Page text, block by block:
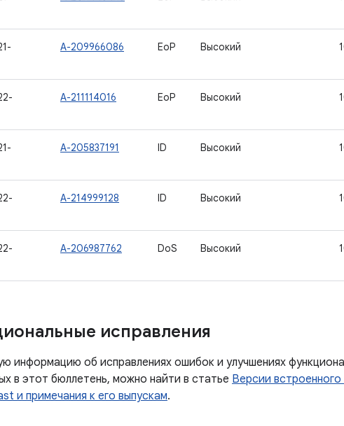
A-209966086 EoP Высокий
A-211114016 EoP Высокий
A-205837191 ID Высокий
A-214999128 ID Высокий
A-206987762 DoS Высокий
исправления
информацию об исправлениях ошибок и улучшениях
в этот бюллетень, можно найти в статье Версии
и примечания к его выпускам.